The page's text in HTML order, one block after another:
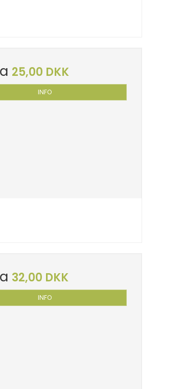
25,00 DKK
INFO
32,00 DKK
INFO